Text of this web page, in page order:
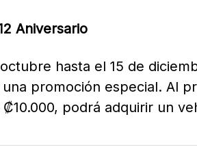
Aniversario
hasta el 15 de
promoción especial. Al
podrá adquirir un